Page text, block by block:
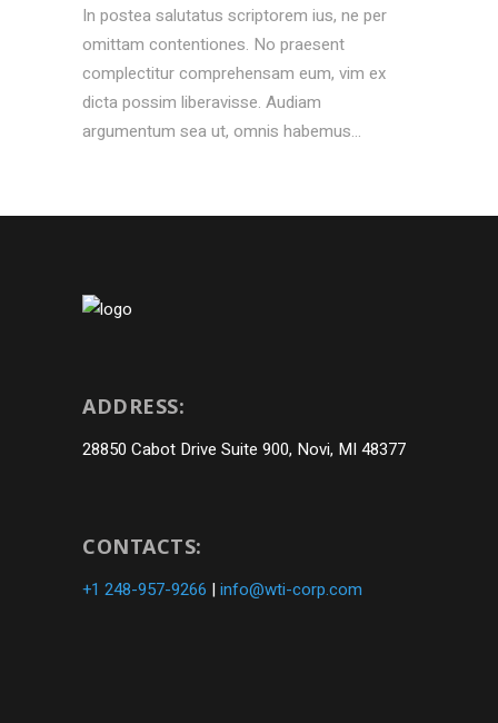
In postea salutatus scriptorem ius, ne per
omittam contentiones. No praesent
complectitur comprehensam eum, vim ex
dicta possim liberavisse. Audiam
argumentum sea ut, omnis habemus...
ADDRESS:
28850 Cabot Drive Suite 900, Novi, MI 48377
CONTACTS:
+1 248-957-9266 | info@wti-corp.com